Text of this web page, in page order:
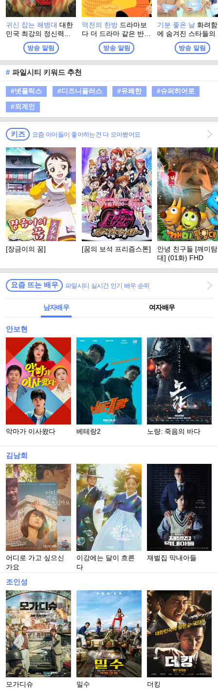
귀신 잡는 해병대대한
민국 최강의 정신력을
자부하는 해병대 출신
들이 모여, 이번엔 진짜
귀신을 잡으러 심령 스
폿으로 떠난다! 실제 무
속인들이 경험한 기이
한 사건과 금기, 그리고
사람들 사이에 떠도는
괴담을 눈앞에서 확인
하는 한여름 납량 오컬
트 수색 버라이어티!
방송 알림
역전의 한방 드라마보
다 더 드라마 같은 반전
인생 추적 스토리 프로
방송 알림
기분 좋은 날화려
에 숨겨진 스타들의
솔한 이야기와 이색
소에서 펼쳐지는 스
들의 특별한 체험.
이 함께하는 명강의
생활에 유익한 다양
방송 알림
# 파일시티 키워드 추천
#넷플릭스 #디즈니플러스 #유쾌한
#슈퍼히어로
#외계인
키즈 요즘 아이들이 좋아하는건 다 모아봤어요
[장금이의 꿈] [꿈의 보석 프리즘스톤]
안녕 친구들 [깨미
대] (01화) FHD
요즘 뜨는 배우 파일시티 실시간 인기 배우 순위
남자배우 여자배우
안보현
악마가 이사왔다 베테랑2 노량: 죽음의 바다
김남희
어디로 가고 싶으신
가요
이강에는 달이 흐른
다
재벌집 막내아들
조인성
모가디슈 밀수 더킹